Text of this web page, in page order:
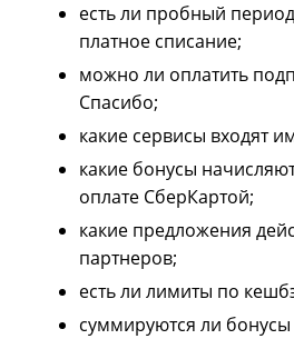
есть ли пробный
платное списание;
можно ли оплатить
Спасибо;
какие сервисы входят
какие бонусы
оплате СберКартой;
какие предложения
партнеров;
есть ли лимиты по
суммируются ли бонусы